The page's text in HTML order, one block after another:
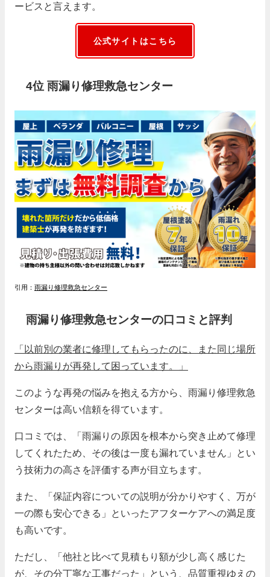
ービスと言えます。
公式サイトはこちら
4位 雨漏り修理救急センター
引用： 雨漏り修理救急センター
雨漏り修理救急センターの口コミと評判
「以前別の業者に修理してもらったのに、また同じ場所
から雨漏りが再発して困っています。」
このような再発の悩みを抱える方から、雨漏り修理救急
センターは高い信頼を得ています。
口コミでは、「雨漏りの原因を根本から突き止めて修理
してくれたため、その後は一度も漏れていません」とい
う技術力の高さを評価する声が目立ちます。
また、「保証内容についての説明が分かりやすく、万が
一の際も安心できる」といったアフターケアへの満足度
も高いです。
ただし、「他社と比べて見積もり額が少し高く感じた
が、その分丁寧な工事だった」という、品質重視ゆえの